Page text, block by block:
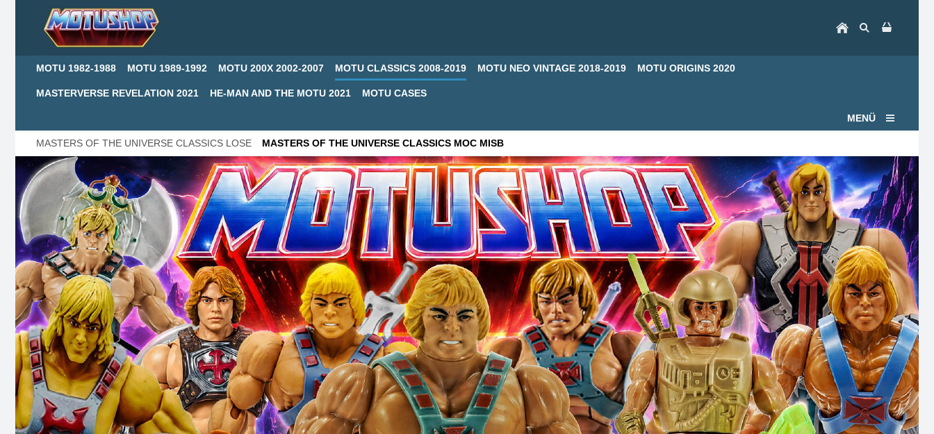
MOTU 1982-1988 MOTU 1989-1992 MOTU 200X 2002-2007 MOTU CLASSICS 2008-2019 MOTU NEO VINTAGE 2018-2019 MOTU ORIGINS 2020
MASTERVERSE REVELATION 2021 HE-MAN AND THE MOTU 2021 MOTU CASES
MENÜ
MASTERS OF THE UNIVERSE CLASSICS LOSE MASTERS OF THE UNIVERSE CLASSICS MOC MISB